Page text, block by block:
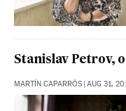
Stanislav Petrov,
MARTÍN CAPARRÓS | AUG 31,